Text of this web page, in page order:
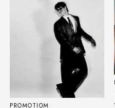
PROMOTIOM